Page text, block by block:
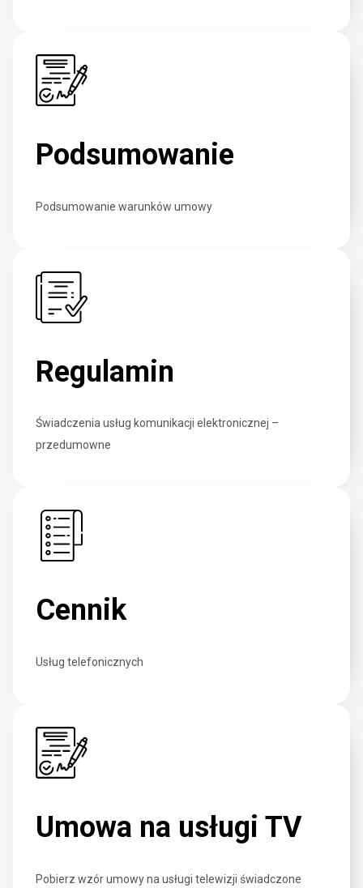
Podsumowanie
Podsumowanie warunków umowy
Regulamin
Świadczenia usług komunikacji elektronicznej –
przedumowne
Cennik
Usług telefonicznych
Umowa na usługi TV
Pobierz wzór umowy na usługi telewizji świadczone